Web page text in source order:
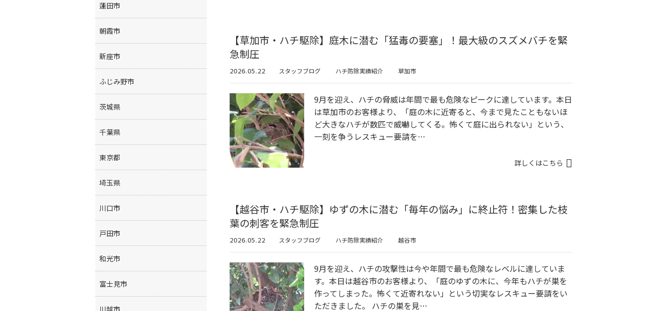
【草加市・ハチ駆除】庭木に潜む「猛毒の要塞」！最大級のスズメバチを緊
急制圧
2026.05.22 スタッフブログ ハチ防除実績紹介 草加市
9月を迎え、ハチの脅威は年間で最も危険なピークに達しています。本日
は草加市のお客様より、「庭の木に近寄ると、今まで見たこともないほ
ど大きなハチが数匹で威嚇してくる。怖くて庭に出られない」という、
一刻を争うレスキュー要請を…
詳しくはこちら
【越谷市・ハチ駆除】ゆずの木に潜む「毎年の悩み」に終止符！密集した枝
葉の刺客を緊急制圧
2026.05.22 スタッフブログ ハチ防除実績紹介 越谷市
9月を迎え、ハチの攻撃性は今や年間で最も危険なレベルに達していま
す。本日は越谷市のお客様より、「庭のゆずの木に、今年もハチが巣を
作ってしまった。怖くて近寄れない」という切実なレスキュー要請をい
ただきました。 ハチの巣を見…
蓮田市
朝霞市
新座市
ふじみ野市
茨城県
千葉県
東京都
埼玉県
川口市
戸田市
和光市
富士見市
川越市